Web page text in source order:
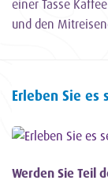
einer Tasse
und den
Erleben Sie es
Werden Sie Teil